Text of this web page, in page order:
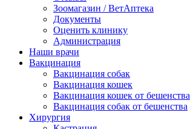
Зоомагазин / ВетАптека
Документы
Оценить клинику
Администрация
Наши врачи
Вакцинация
Вакцинация собак
Вакцинация кошек
Вакцинация кошек от бешенства
Вакцинация собак от бешенства
Хирургия